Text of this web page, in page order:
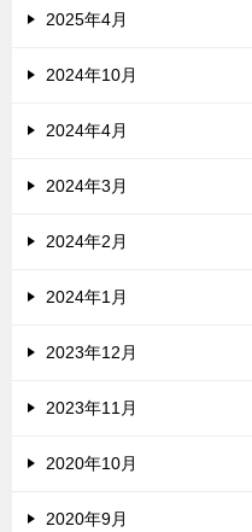
2025年4月
2024年10月
2024年4月
2024年3月
2024年2月
2024年1月
2023年12月
2023年11月
2020年10月
2020年9月